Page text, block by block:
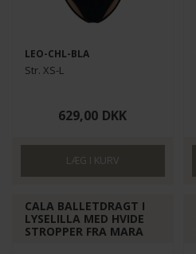
LEO-CHL-BLA
Str. XS-L
629,00 DKK
CALA BALLETDRAGT I
LYSELILLA MED HVIDE
STROPPER FRA MARA